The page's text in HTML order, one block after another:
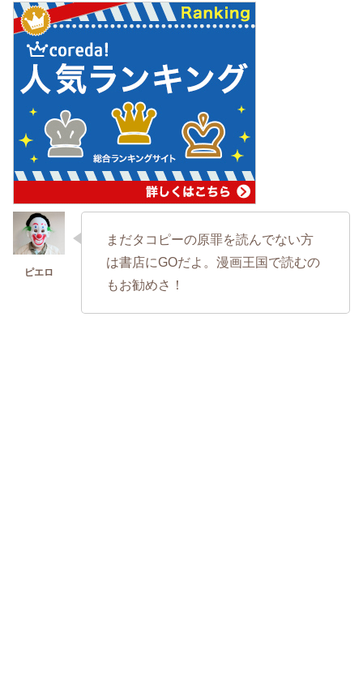
まだタコピーの原罪を読んでない方
は書店にGOだよ。漫画王国で読むの
もお勧めさ！